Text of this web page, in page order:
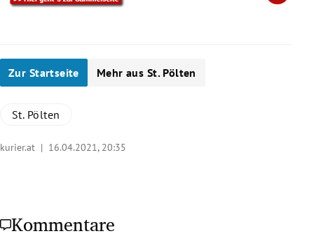
Zur Startseite Mehr aus St. Pölten
St. Pölten
kurier.at | 16.04.2021, 20:35
Kommentare